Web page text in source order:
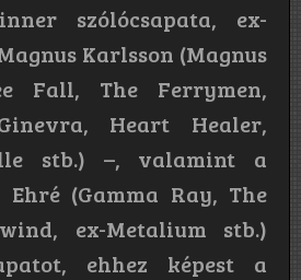
szólócsapata, ex-
Karlsson (Magnus
Fall, The Ferrymen,
Heart Healer,
stb.) –, valamint a
(Gamma Ray, The
ex-Metalium stb.)
ehhez képest a